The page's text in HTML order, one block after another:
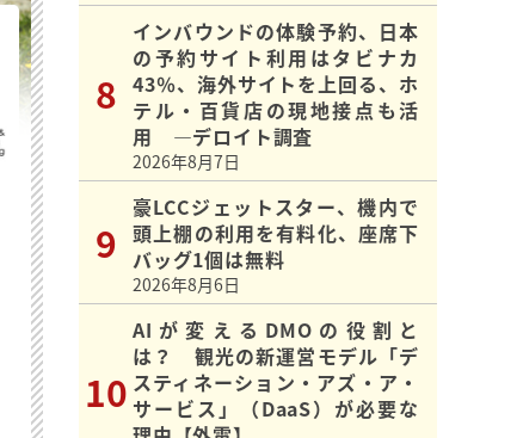
インバウンドの体験予約、日本
の予約サイト利用はタビナカ
43％、海外サイトを上回る、ホ
テル・百貨店の現地接点も活
用 ―デロイト調査
2026年8月7日
豪LCCジェットスター、機内で
頭上棚の利用を有料化、座席下
バッグ1個は無料
2026年8月6日
AIが変えるDMOの役割と
は？ 観光の新運営モデル「デ
スティネーション・アズ・ア・
サービス」（DaaS）が必要な